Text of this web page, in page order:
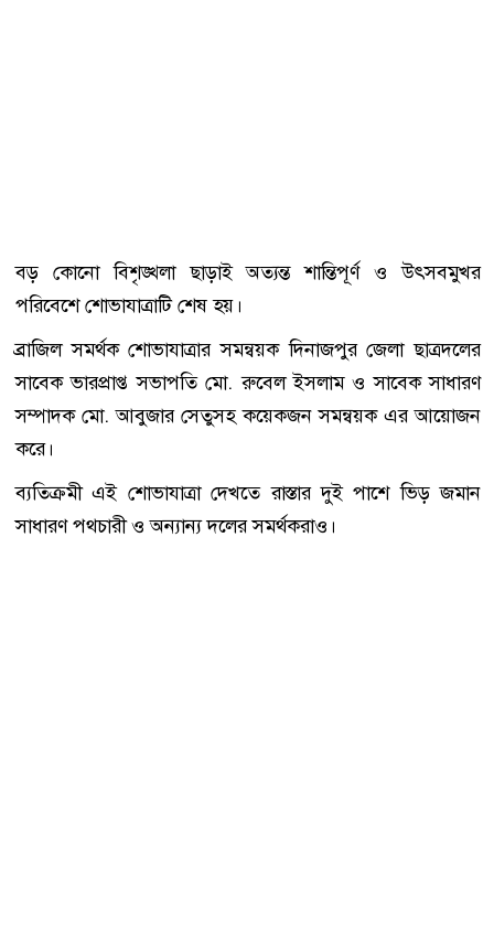
বড় কোনো বিশৃঙ্খলা ছাড়াই অত্যন্ত শান্তিপূর্ণ ও উৎসবমুখর
পরিবেশে শোভাযাত্রাটি শেষ হয়।
ব্রাজিল সমর্থক শোভাযাত্রার সমন্বয়ক দিনাজপুর জেলা ছাত্রদলের
সাবেক ভারপ্রাপ্ত সভাপতি মো. রুবেল ইসলাম ও সাবেক সাধারণ
সম্পাদক মো. আবুজার সেতুসহ কয়েকজন সমন্বয়ক এর আয়োজন
করে।
ব্যতিক্রমী এই শোভাযাত্রা দেখতে রাস্তার দুই পাশে ভিড় জমান
সাধারণ পথচারী ও অন্যান্য দলের সমর্থকরাও।